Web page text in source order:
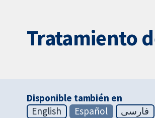
Tratamiento
Disponible también en
English
Español فارسی